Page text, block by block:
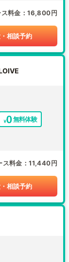
料金 16,800円
相談予約
無料体験
ス料金 11,440円
相談予約